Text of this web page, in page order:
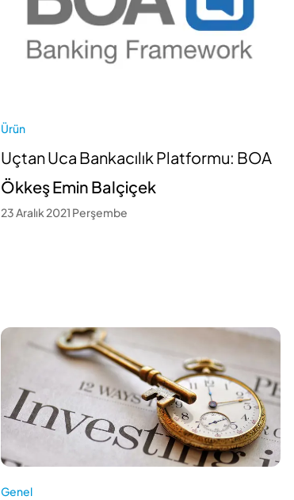
Ürün
Uçtan Uca Bankacılık Platformu: BOA
Ökkeş Emin Balçiçek
23 Aralık 2021 Perşembe
Genel